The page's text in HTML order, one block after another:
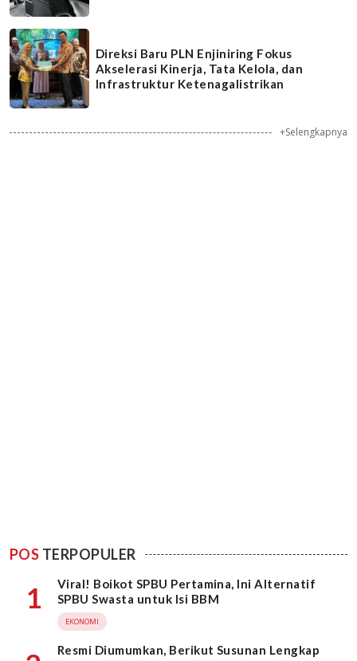
Direksi Baru PLN Enjiniring Fokus
Akselerasi Kinerja, Tata Kelola, dan
Infrastruktur Ketenagalistrikan
+Selengkapnya
POS TERPOPULER
1
Viral! Boikot SPBU Pertamina, Ini Alternatif
SPBU Swasta untuk Isi BBM
EKONOMI
Resmi Diumumkan, Berikut Susunan Lengkap